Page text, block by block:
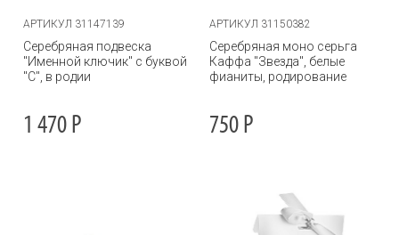
АРТИКУЛ 31147139
Серебряная подвеска
"Именной ключик" с буквой
"С", в родии
1 470 Р
АРТИКУЛ 31150382
Серебряная моно серьга
Каффа "Звезда", белые
фианиты, родирование
750 Р